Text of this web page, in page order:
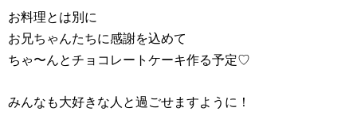
お料理とは別に
お兄ちゃんたちに感謝を込めて
ちゃ〜んとチョコレートケーキ作る予定♡
みんなも大好きな人と過ごせますように！